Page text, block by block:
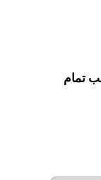
تمام